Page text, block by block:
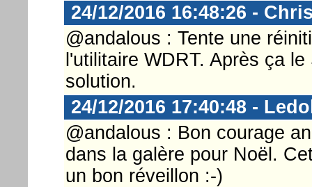
24/12/2016 16:48:26 -
@andalous : Tente une
l'utilitaire WDRT. Après ça
solution.
24/12/2016 17:40:48 -
@andalous : Bon courage
dans la galère pour Noël.
un bon réveillon :-)